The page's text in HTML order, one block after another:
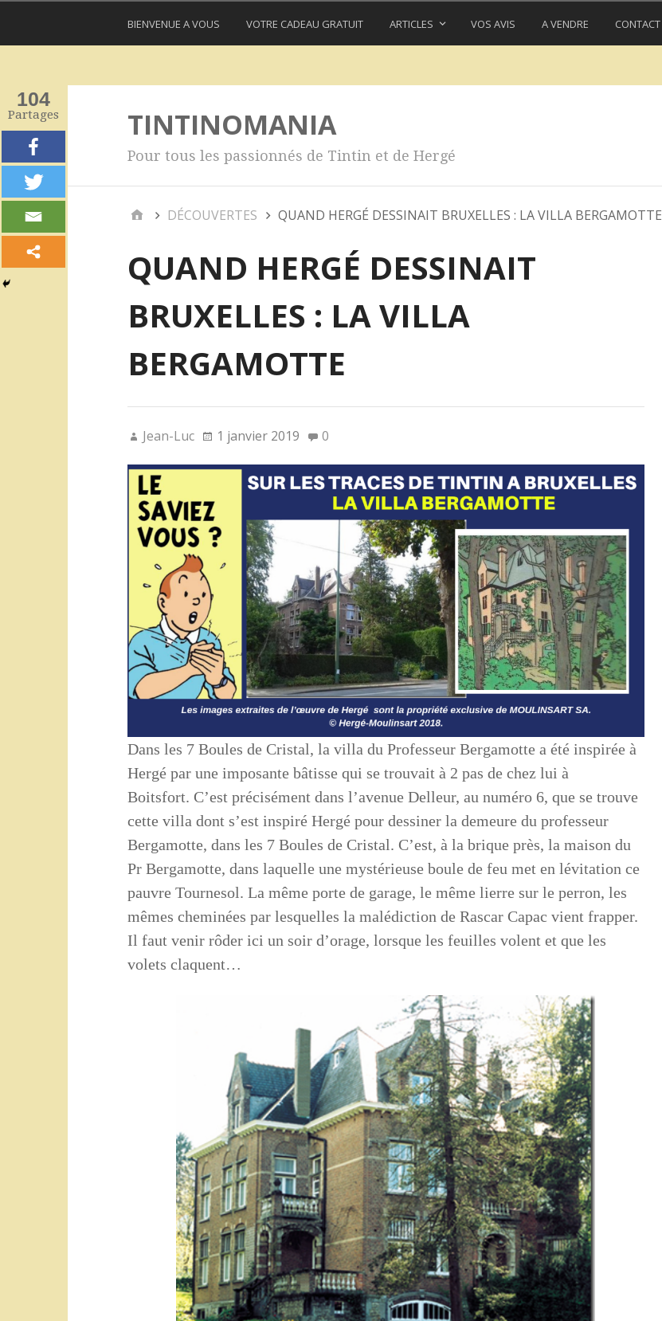
BIENVENUE A VOUS VOTRE CADEAU GRATUIT ARTICLES VOS AVIS A VENDRE CONTACT
TINTINOMANIA
Pour tous les passionnés de Tintin et de Hergé
DÉCOUVERTES QUAND HERGÉ DESSINAIT BRUXELLES : LA VILLA BERGAMOTTE
QUAND HERGÉ DESSINAIT
BRUXELLES : LA VILLA
BERGAMOTTE
Jean-Luc 1 janvier 2019 0
Dans les 7 Boules de Cristal, la villa du Professeur Bergamotte a été inspirée à
Hergé par une imposante bâtisse qui se trouvait à 2 pas de chez lui à
Boitsfort. C’est précisément dans l’avenue Delleur, au numéro 6, que se trouve
cette villa dont s’est inspiré Hergé pour dessiner la demeure du professeur
Bergamotte, dans les 7 Boules de Cristal. C’est, à la brique près, la maison du
Pr Bergamotte, dans laquelle une mystérieuse boule de feu met en lévitation ce
pauvre Tournesol. La même porte de garage, le même lierre sur le perron, les
mêmes cheminées par lesquelles la malédiction de Rascar Capac vient frapper.
Il faut venir rôder ici un soir d’orage, lorsque les feuilles volent et que les
volets claquent…
104
Partages